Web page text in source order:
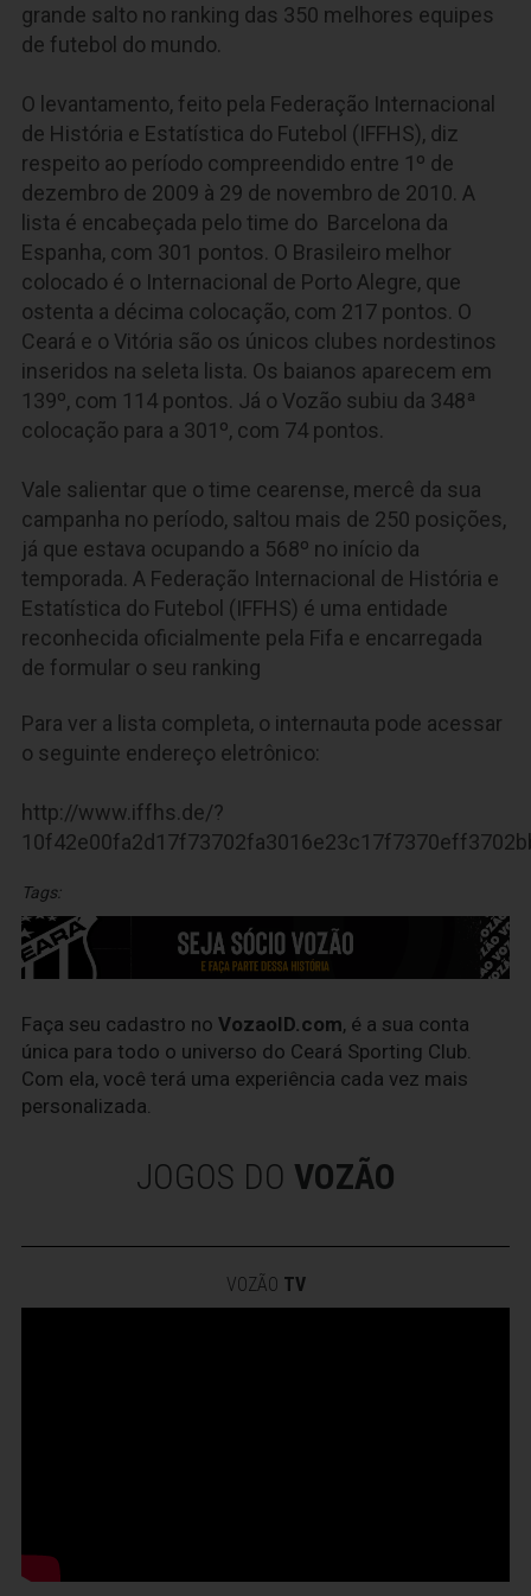
grande salto no ranking das 350 melhores equipes
de futebol do mundo.
O levantamento, feito pela Federação Internacional
de História e Estatística do Futebol (IFFHS), diz
respeito ao período compreendido entre 1º de
dezembro de 2009 à 29 de novembro de 2010. A
lista é encabeçada pelo time do Barcelona da
Espanha, com 301 pontos. O Brasileiro melhor
colocado é o Internacional de Porto Alegre, que
ostenta a décima colocação, com 217 pontos. O
Ceará e o Vitória são os únicos clubes nordestinos
inseridos na seleta lista. Os baianos aparecem em
139º, com 114 pontos. Já o Vozão subiu da 348ª
colocação para a 301º, com 74 pontos.
Vale salientar que o time cearense, mercê da sua
campanha no período, saltou mais de 250 posições,
já que estava ocupando a 568º no início da
temporada. A Federação Internacional de História e
Estatística do Futebol (IFFHS) é uma entidade
reconhecida oficialmente pela Fifa e encarregada
de formular o seu ranking
Para ver a lista completa, o internauta pode acessar
o seguinte endereço eletrônico:
http://www.iffhs.de/?
Tags:
Faça seu cadastro no VozaoID.com, é a sua conta
única para todo o universo do Ceará Sporting Club.
Com ela, você terá uma experiência cada vez mais
personalizada.
JOGOS DO VOZÃO
VOZÃO TV